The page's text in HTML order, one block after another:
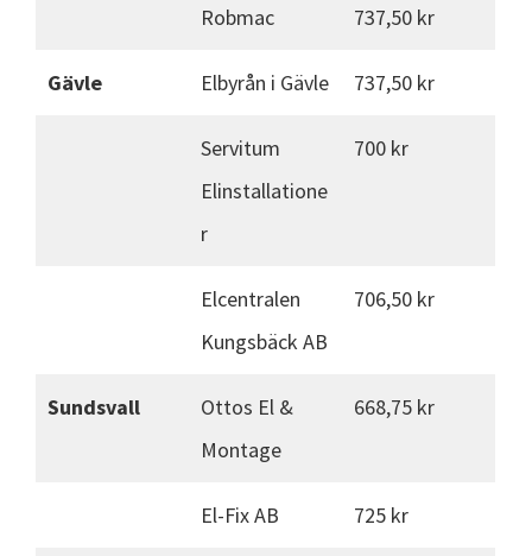
Robmac 737,50 kr
Gävle Elbyrån i Gävle 737,50 kr
Servitum
Elinstallatione
r
700 kr
Elcentralen
Kungsbäck AB
706,50 kr
Sundsvall
Ottos El &
Montage
668,75 kr
El-Fix AB 725 kr